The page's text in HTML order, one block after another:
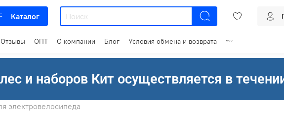
Каталог
Отзывы ОПТ О компании Блог Условия обмена и возврата
и наборов Кит осуществляется в
электровелосипеда